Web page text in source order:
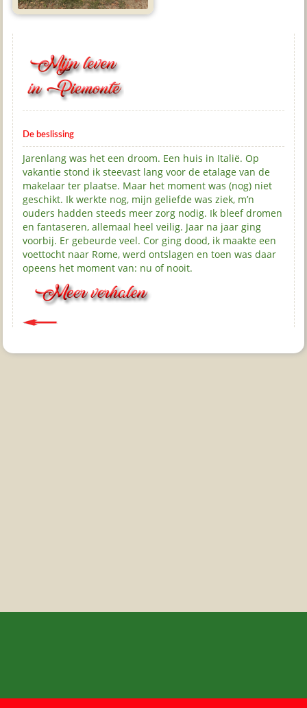
De beslissing
Jarenlang was het een droom. Een huis in Italië. Op
vakantie stond ik steevast lang voor de etalage van de
makelaar ter plaatse. Maar het moment was (nog) niet
geschikt. Ik werkte nog, mijn geliefde was ziek, m’n
ouders hadden steeds meer zorg nodig. Ik bleef dromen
en fantaseren, allemaal heel veilig. Jaar na jaar ging
voorbij. Er gebeurde veel. Cor ging dood, ik maakte een
voettocht naar Rome, werd ontslagen en toen was daar
opeens het moment van: nu of nooit.